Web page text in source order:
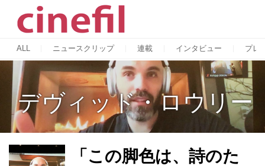
ALL ニュースクリップ 連載 インタビュー プレ
デヴィッド・ロウリー
「この脚色は、詩のた